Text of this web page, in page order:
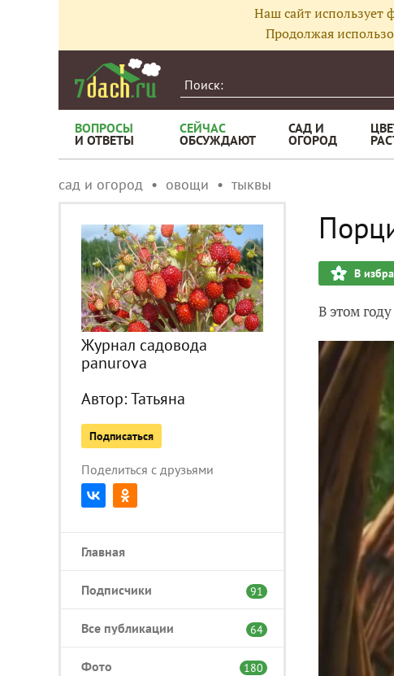
Наш сайт использует
Продолжая
ВОПРОСЫ
И ОТВЕТЫ
СЕЙЧАС
ОБСУЖДАЮТ
САД И
ОГОРОД
сад и огород овощи тыквы
Журнал садовода
panurova
Автор:Татьяна
Подписаться
Поделиться с друзьями
Главная
Подписчики 91
Все публикации 64
Фото 180
В
В этом